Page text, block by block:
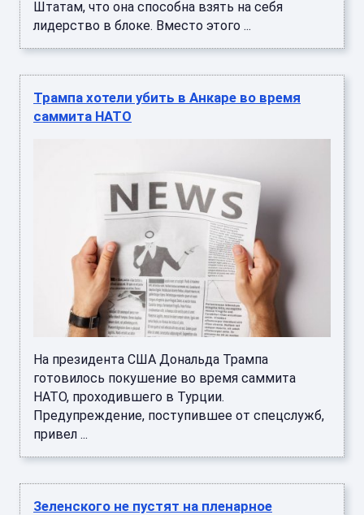
Штатам, что она способна взять на себя
лидерство в блоке. Вместо этого ...
Трампа хотели убить в Анкаре во время
саммита НАТО
На президента США Дональда Трампа
готовилось покушение во время саммита
НАТО, проходившего в Турции.
Предупреждение, поступившее от спецслужб,
привел ...
Зеленского не пустят на пленарное